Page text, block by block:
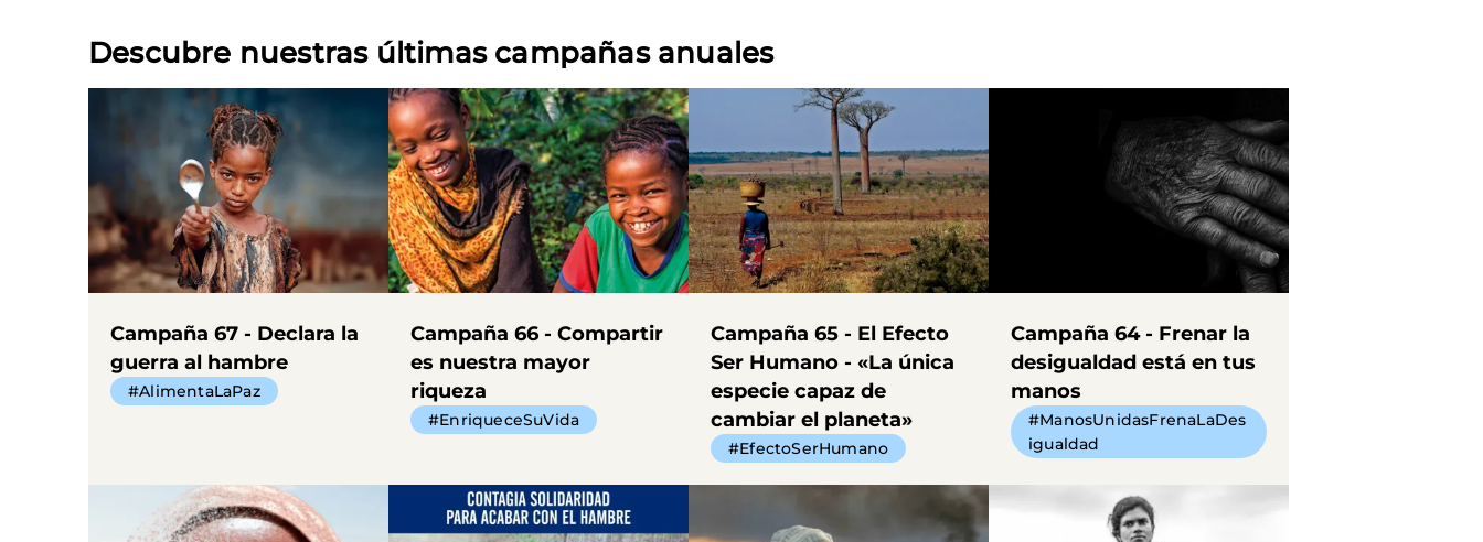
Descubre nuestras últimas campañas anuales
Campaña 67 - Declara la
guerra al hambre
#AlimentaLaPaz
Campaña 66 - Compartir
es nuestra mayor
riqueza
#EnriqueceSuVida
Campaña 65 - El Efecto
Ser Humano - «La única
especie capaz de
cambiar el planeta»
#EfectoSerHumano
Campaña 64 - Frenar la
desigualdad está en tus
manos
#ManosUnidasFrenaLaDes
igualdad